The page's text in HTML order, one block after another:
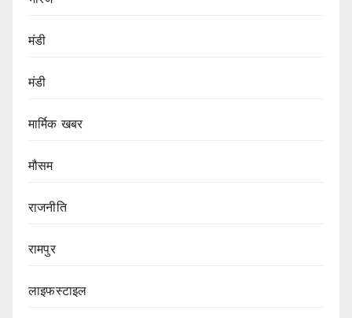
मंडी
मंडी
मार्मिक खबर
मौसम
राजनीति
रामपुर
लाइफस्टाइल